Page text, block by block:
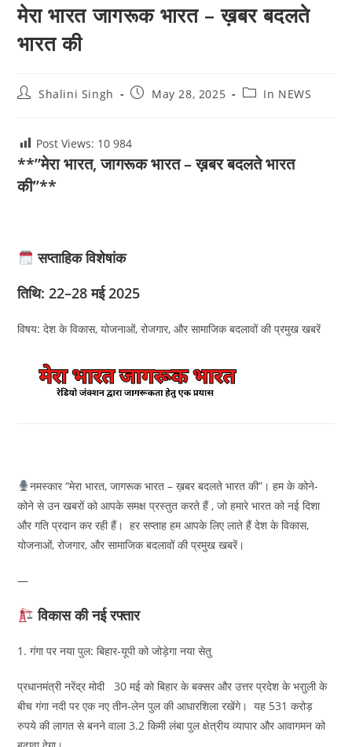
मेरा भारत जागरूक भारत – ख़बर बदलते
भारत की
PostShalini Singh
PostMay 28, 2025
PostIn NEWS
Post Views: 10 984
**”मेरा भारत, जागरूक भारत – ख़बर बदलते भारत
की”**
सप्ताहिक विशेषांक
तिथि: 22–28 मई 2025
विषय: देश के विकास, योजनाओं, रोजगार, और सामाजिक बदलावों की प्रमुख खबरें
नमस्कार “मेरा भारत, जागरूक भारत – ख़बर बदलते भारत की”। हम के कोने-
कोने से उन खबरों को आपके समक्ष प्रस्तुत करते हैं , जो हमारे भारत को नई दिशा
और गति प्रदान कर रही हैं। हर सप्ताह हम आपके लिए लाते हैं देश के विकास,
योजनाओं, रोजगार, और सामाजिक बदलावों की प्रमुख खबरें।
—
विकास की नई रफ्तार
1. गंगा पर नया पुल: बिहार-यूपी को जोड़ेगा नया सेतु
प्रधानमंत्री नरेंद्र मोदी 30 मई को बिहार के बक्सर और उत्तर प्रदेश के भराुली के
बीच गंगा नदी पर एक नए तीन-लेन पुल की आधारशिला रखेंगे। यह 531 करोड़
रुपये की लागत से बनने वाला 3.2 किमी लंबा पुल क्षेत्रीय व्यापार और आवागमन को